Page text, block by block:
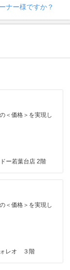
ナー様ですか？
＜価格＞を実現し
ー若葉台店 2階
＜価格＞を実現し
ォレオ ３階